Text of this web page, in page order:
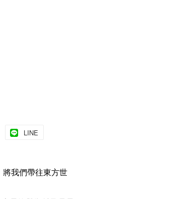
LINE
將我們帶往東方世